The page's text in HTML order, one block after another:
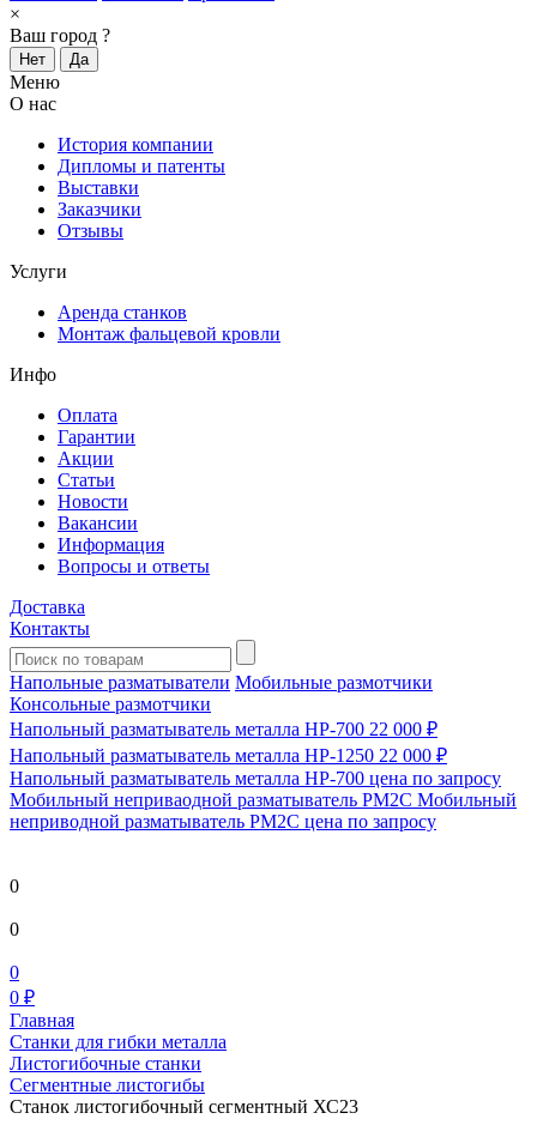
×
Ваш город ?
Нет Да
Меню
О нас
История компании
Дипломы и патенты
Выставки
Заказчики
Отзывы
Услуги
Аренда станков
Монтаж фальцевой кровли
Инфо
Оплата
Гарантии
Акции
Статьи
Новости
Вакансии
Информация
Вопросы и ответы
Доставка
Контакты
Напольные разматыватели Мобильные размотчики
Консольные размотчики
Напольный разматыватель металла HP-700 22 000 ₽
Напольный разматыватель металла HP-1250 22 000 ₽
Напольный разматыватель металла HP-700 цена по запросу
Мобильный непривaодной разматыватель РМ2С Мобильный
неприводной разматыватель РМ2С цена по запросу
0
0
0
0 ₽
Главная
Станки для гибки металла
Листогибочные станки
Сегментные листогибы
Станок листогибочный сегментный ХС23